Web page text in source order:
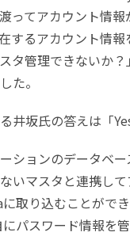
ってアカウント情
するアカウント情
タ管理できないか
た。
井坂氏の答えは「
ションのデータベー
いマスタと連携し
取り込むことがで
パスワード情報を